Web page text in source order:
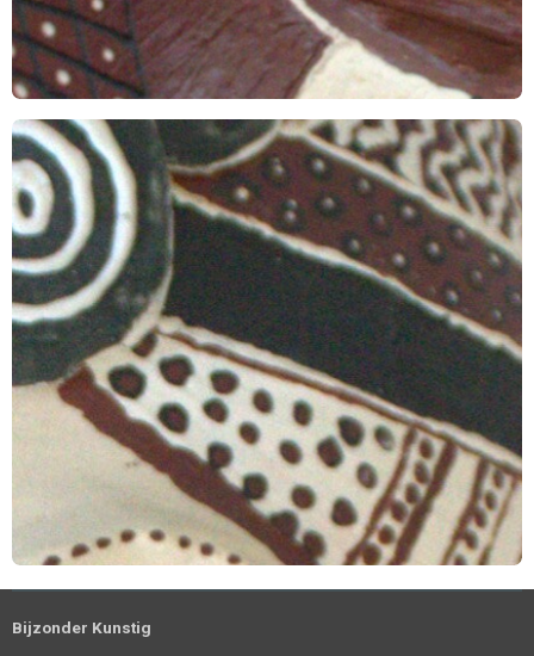
Bijzonder Kunstig